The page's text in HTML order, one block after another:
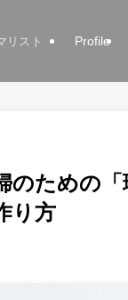
リスト Profile
のための
り方